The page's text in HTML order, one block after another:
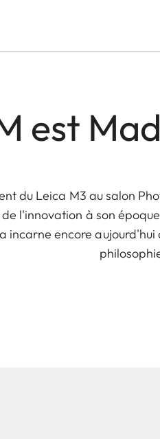
est
du Leica M3 au salon
l'innovation à son
incarne encore